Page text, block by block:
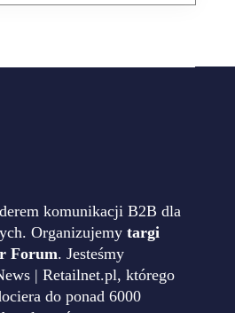
komunikacji B2B dla
Organizujemy targi
Forum. Jesteśmy
| Retailnet.pl, którego
do ponad 6000